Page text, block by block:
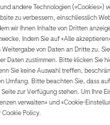
andere Technologien
zu verbessern, einschliesslich
wir Ihnen Inhalte von Dritten
Indem Sie auf «Alle
von Daten an Dritte zu.
Daten zustimmen. Bitte klicken Sie
Sie keine Auswahl treffen,
Umfang. Bitte beachten Sie, dass
zur Verfügung stehen. Um Ihre
verwalten» und «Cookie-
Policy.